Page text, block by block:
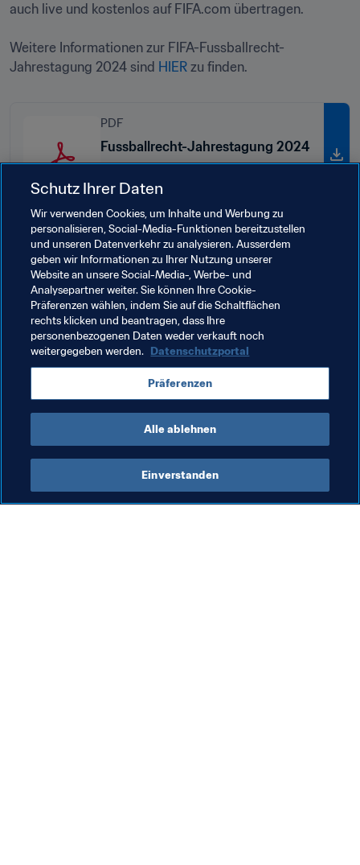
auch live und kostenlos auf FIFA.com übertragen.
Weitere Informationen zur FIFA-Fussballrecht-
Jahrestagung 2024 sind HIER zu finden.
PDF
Fussballrecht-Jahrestagung 2024
Verwandte Themen
Bildungsinitiativen Agenten
Schiedsgericht für den Sport Rechtsorgane
Recht Bildung Organisation Agenten
Japan AFC
Schutz Ihrer Daten
Wir verwenden Cookies, um Inhalte und Werbung zu
personalisieren, Social-Media-Funktionen bereitzustellen
und unseren Datenverkehr zu analysieren. Ausserdem
geben wir Informationen zu Ihrer Nutzung unserer
Website an unsere Social-Media-, Werbe- und
Analysepartner weiter. Sie können Ihre Cookie-
Präferenzen wählen, indem Sie auf die Schaltflächen
rechts klicken und beantragen, dass Ihre
personenbezogenen Daten weder verkauft noch
weitergegeben werden. Datenschutzportal
Präferenzen
Alle ablehnen
Einverstanden